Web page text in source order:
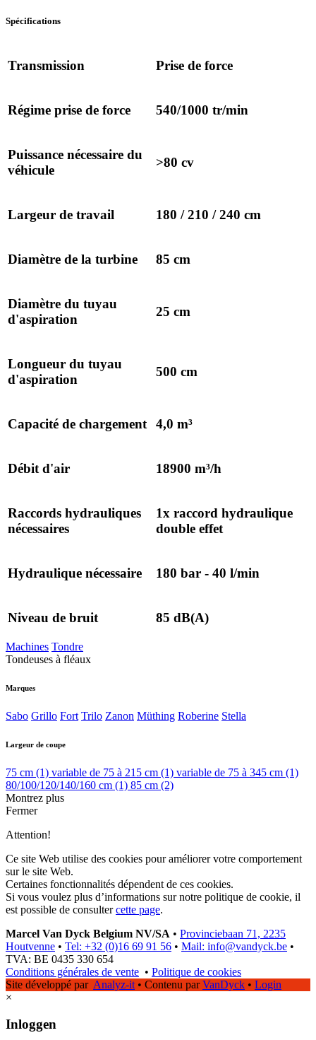
Spécifications
Transmission Prise de force
Régime prise de force 540/1000 tr/min
Puissance nécessaire du
véhicule
>80 cv
Largeur de travail 180 / 210 / 240 cm
Diamètre de la turbine 85 cm
Diamètre du tuyau
d'aspiration
25 cm
Longueur du tuyau
d'aspiration
500 cm
Capacité de chargement 4,0 m³
Débit d'air 18900 m³/h
Raccords hydrauliques
nécessaires
1x raccord hydraulique
double effet
Hydraulique nécessaire 180 bar - 40 l/min
Niveau de bruit 85 dB(A)
Machines Tondre
Tondeuses à fléaux
Marques
Sabo Grillo Fort Trilo Zanon Müthing Roberine Stella
Largeur de coupe
75 cm (1) variable de 75 à 215 cm (1) variable de 75 à 345 cm (1)
80/100/120/140/160 cm (1) 85 cm (2)
Montrez plus
Fermer
Attention!
Ce site Web utilise des cookies pour améliorer votre comportement
sur le site Web.
Certaines fonctionnalités dépendent de ces cookies.
Si vous voulez plus d’informations sur notre politique de cookie, il
est possible de consultercette page.
Marcel Van Dyck Belgium NV/SA • Provinciebaan 71, 2235
Houtvenne • Tel: +32 (0)16 69 91 56 • Mail: info@vandyck.be •
TVA: BE 0435 330 654
Conditions générales de vente • Politique de cookies
Site développé par Analyz-it • Contenu parVanDyck • Login
×
Inloggen